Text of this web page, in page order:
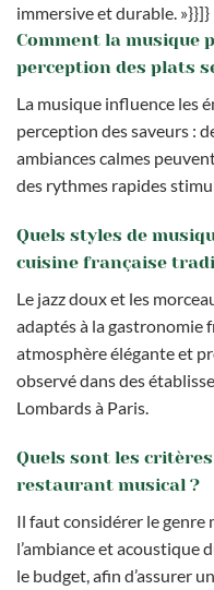
immersive et durable. »}}]}
Comment la musique
perception des plats
La musique influence les
perception des saveurs :
ambiances calmes
des rythmes rapides
Quels styles de
cuisine française
Le jazz doux et les
adaptés à la gastronomie
atmosphère élégante et
observé dans des
Lombards à Paris.
Quels sont les
restaurant musical ?
Il faut considérer le genre
l’ambiance et acoustique
le budget, afin d’assurer